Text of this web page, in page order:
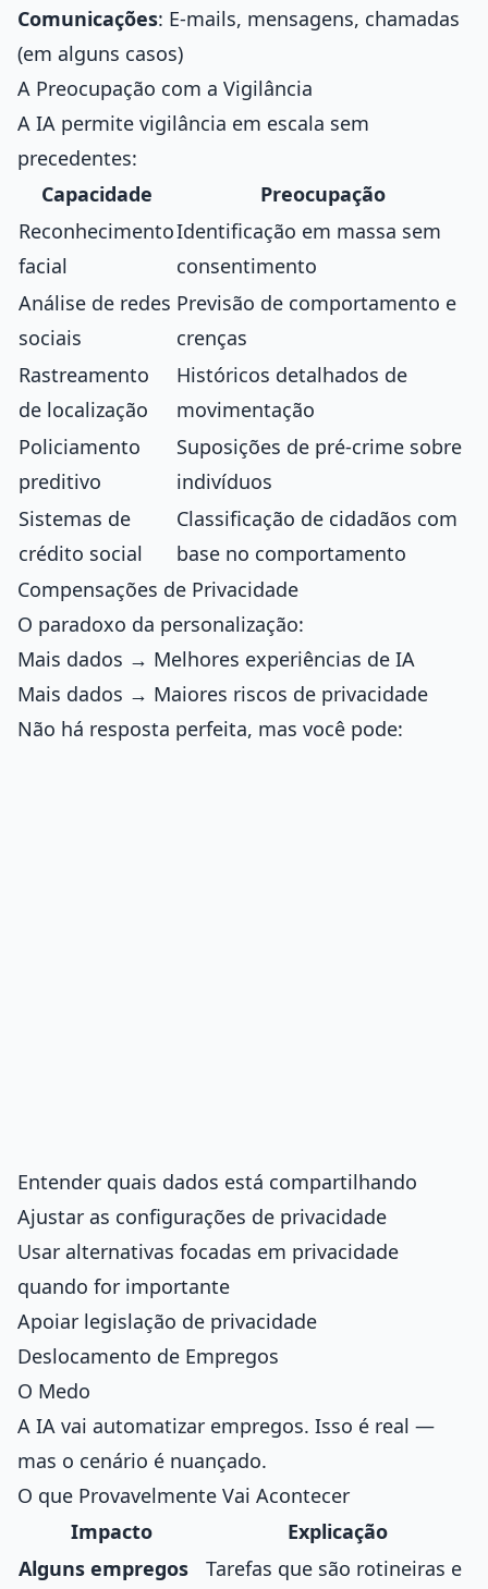
Comunicações: E-mails, mensagens, chamadas
(em alguns casos)
A Preocupação com a Vigilância
A IA permite vigilância em escala sem
precedentes:
Capacidade
Preocupação
Reconhecimento
facial
Identificação em massa sem
consentimento
Análise de redes
sociais
Previsão de comportamento e
crenças
Rastreamento
de localização
Históricos detalhados de
movimentação
Policiamento
preditivo
Suposições de pré-crime sobre
indivíduos
Sistemas de
crédito social
Classificação de cidadãos com
base no comportamento
Compensações de Privacidade
O paradoxo da personalização:
Mais dados → Melhores experiências de IA
Mais dados → Maiores riscos de privacidade
Não há resposta perfeita, mas você pode:
Entender quais dados está compartilhando
Ajustar as configurações de privacidade
Usar alternativas focadas em privacidade
quando for importante
Apoiar legislação de privacidade
Deslocamento de Empregos
O Medo
A IA vai automatizar empregos. Isso é real —
mas o cenário é nuançado.
O que Provavelmente Vai Acontecer
Impacto
Explicação
Alguns empregos
Tarefas que são rotineiras e